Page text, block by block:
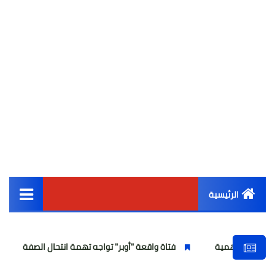
الرئيسية
أخبار مصر
فتاة واقعة "أوبر" تواجه تهمة انتحال الصفة انطلاق